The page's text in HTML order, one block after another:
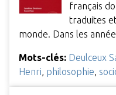
français
traduites
monde. Dans les
Mots-clés: Deulceux
Henri, philosophie,